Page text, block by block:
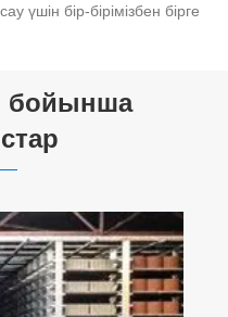
үшін бір-бірімізбен бірге
бойынша